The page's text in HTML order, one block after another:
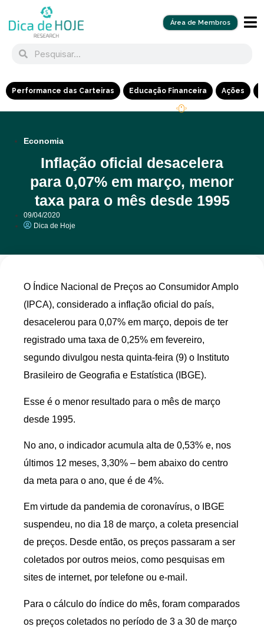
Área de Membros
Performance das Carteiras Educação Financeira Ações
Economia
Inflação oficial desacelera
para 0,07% em março, menor
taxa para o mês desde 1995
09/04/2020
Dica de Hoje
O Índice Nacional de Preços ao Consumidor Amplo
(IPCA), considerado a inflação oficial do país,
desacelerou para 0,07% em março, depois de ter
registrado uma taxa de 0,25% em fevereiro,
segundo divulgou nesta quinta-feira (9) o Instituto
Brasileiro de Geografia e Estatística (IBGE).
Esse é o menor resultado para o mês de março
desde 1995.
No ano, o indicador acumula alta de 0,53% e, nos
últimos 12 meses, 3,30% – bem abaixo do centro
da meta para o ano, que é de 4%.
Em virtude da pandemia de coronavírus, o IBGE
suspendeu, no dia 18 de março, a coleta presencial
de preços. Desde então, os preços passaram a ser
coletados por outros meios, como pesquisas em
sites de internet, por telefone ou e-mail.
Para o cálculo do índice do mês, foram comparados
os preços coletados no período de 3 a 30 de março